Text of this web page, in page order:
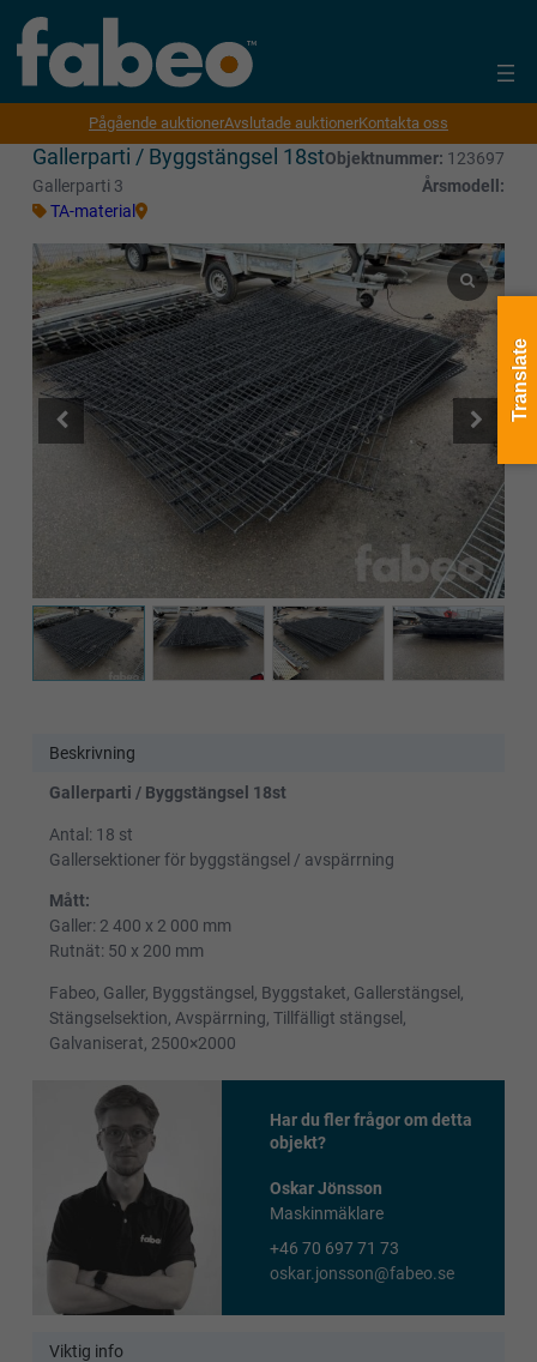
Pågående auktionerAvslutade auktionerKontakta oss
Gallerparti / Byggstängsel 18stObjektnummer: 123697
Gallerparti 3
Årsmodell:
TA-material
Beskrivning
Gallerparti / Byggstängsel 18st
Antal: 18 st
Gallersektioner för byggstängsel / avspärrning
Mått:
Galler: 2 400 x 2 000 mm
Rutnät: 50 x 200 mm
Fabeo, Galler, Byggstängsel, Byggstaket, Gallerstängsel,
Stängselsektion, Avspärrning, Tillfälligt stängsel,
Galvaniserat, 2500×2000
Har du fler frågor om detta
objekt?
Oskar Jönsson
Maskinmäklare
+46 70 697 71 73
oskar.jonsson@fabeo.se
Viktig info
Translate